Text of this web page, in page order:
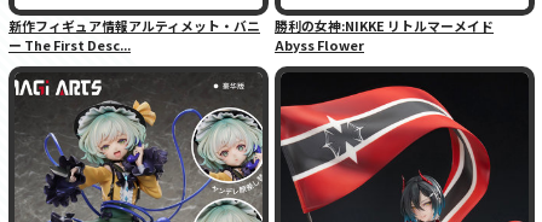
新作フィギュア情報アルティメット・バニ
ー The First Desc...
勝利の女神:NIKKE リトルマーメイド
Abyss Flower